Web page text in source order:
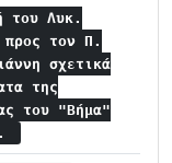
του Λυκ.
προς τον Π.
σχετικά
της
του "Βήμα"